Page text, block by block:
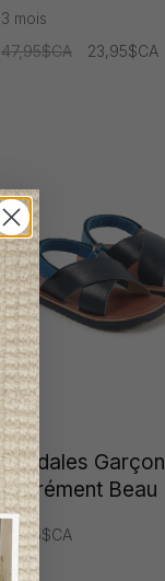
3 mois
47,95$CA
23,95$CA
Sandales Garçon
Carrément Beau
73,95$CA